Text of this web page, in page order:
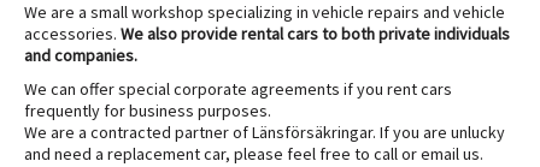
We are a small workshop specializing in vehicle repairs and vehicle
accessories. We also provide rental cars to both private individuals
and companies.
We can offer special corporate agreements if you rent cars
frequently for business purposes.
We are a contracted partner of Länsförsäkringar. If you are unlucky
and need a replacement car, please feel free to call or email us.